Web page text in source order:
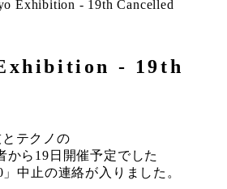
Exhibition - 19th Cancelled
- 19th
テクノの
から19日開催予定でした
中止の連絡が入りました。